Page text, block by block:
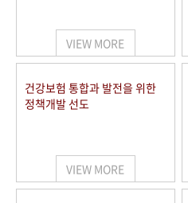
VIEW MORE
건강보험 통합과 발전을 위한
정책개발 선도
VIEW MORE